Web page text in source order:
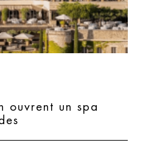
ouvrent un spa